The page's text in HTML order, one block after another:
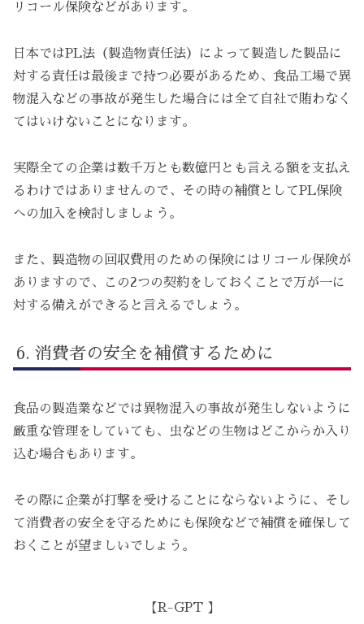
リコール保険などがあります。
日本ではPL法（製造物責任法）によって製造した製品に
対する責任は最後まで持つ必要があるため、食品工場で異
物混入などの事故が発生した場合には全て自社で賄わなく
てはいけないことになります。
実際全ての企業は数千万とも数億円とも言える額を支払え
るわけではありませんので、その時の補償としてPL保険
への加入を検討しましょう。
また、製造物の回収費用のための保険にはリコール保険が
ありますので、この2つの契約をしておくことで万が一に
対する備えができると言えるでしょう。
消費者の安全を補償するために
食品の製造業などでは異物混入の事故が発生しないように
厳重な管理をしていても、虫などの生物はどこからか入り
込む場合もあります。
その際に企業が打撃を受けることにならないように、そし
て消費者の安全を守るためにも保険などで補償を確保して
おくことが望ましいでしょう。
【R-GPT 】